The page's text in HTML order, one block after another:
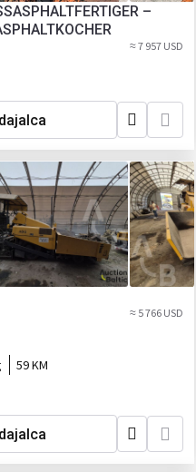
–
≈ 7 957 USD
≈ 5 766 USD
59 KM